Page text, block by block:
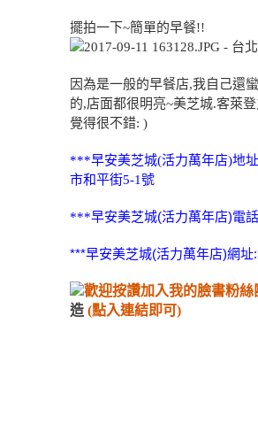
擺拍一下~簡單的早餐!!
因為是一般的早餐店,我自己還
的,店面都很明亮~美芝城.客萊
覺得很不錯: )
***早安美芝城(活力萬年店)地
市和平街5-1號
***早安美芝城(活力萬年店)電
***早安美芝城(活力萬年店)網址
歡迎按讚加入我的臉書粉絲
造 (點入連結即可)